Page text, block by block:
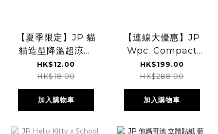
【夏季限定】JP 貓
貓造型降溫超涼感
眼罩 4517
TK260808
HK$12.00
HK$18.00
加入購物車
【連線大優惠】JP
Wpc. Compact
輕量UV降溫遮
53cm 4537
TK260808
HK$199.00
HK$288.00
加入購物車